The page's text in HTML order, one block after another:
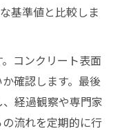
基準値と比較しま
コンクリート表面
確認します。最後
経過観察や専門家
流れを定期的に行